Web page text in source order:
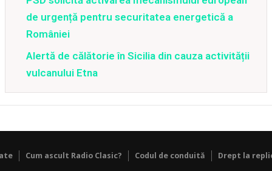
de urgență pentru securitatea energetică a
României
Alertă de călătorie în Sicilia din cauza activității
vulcanului Etna
Cum ascult Radio Clasic? Codul de conduită Drept la